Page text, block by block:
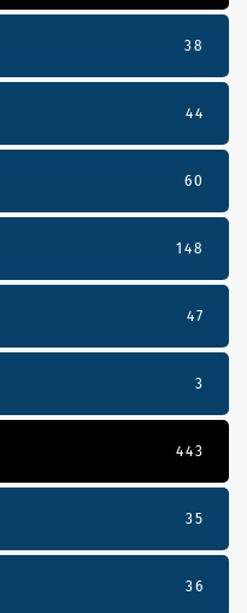
38
44
60
148
47
3
443
35
36